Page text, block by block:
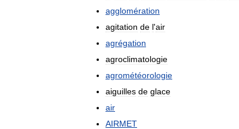
agglomération
agitation de l'air
agrégation
agroclimatologie
agrométéorologie
aiguilles de glace
air
AIRMET